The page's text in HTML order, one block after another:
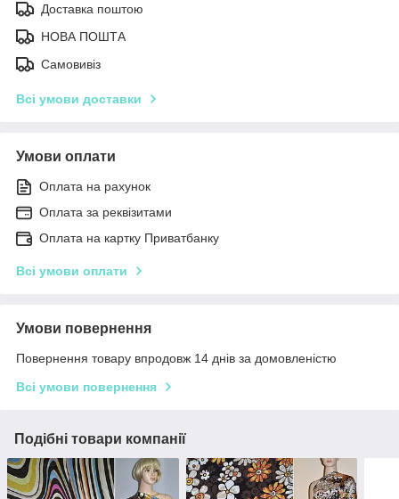
Доставка поштою
НОВА ПОШТА
Самовивіз
Всі умови доставки
Умови оплати
Оплата на рахунок
Оплата за реквізитами
Оплата на картку Приватбанку
Всі умови оплати
Умови повернення
Повернення товару впродовж 14 днів за домовленістю
Всі умови повернення
Подібні товари компанії